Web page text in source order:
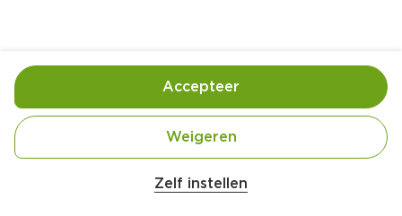
Handige informatie over dit product
Zelf instellen
Weigeren
Accepteer